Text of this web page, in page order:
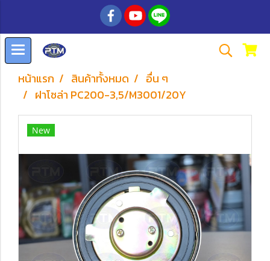
หน้าแรก สินค้าทั้งหมด
อื่น ๆ
ฝาโซล่า PC200-3,5/M3001/20Y
New